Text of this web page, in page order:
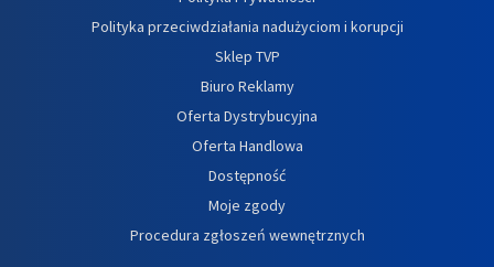
Polityka przeciwdziałania nadużyciom i korupcji
Sklep TVP
Biuro Reklamy
Oferta Dystrybucyjna
Oferta Handlowa
Dostępność
Moje zgody
Procedura zgłoszeń wewnętrznych